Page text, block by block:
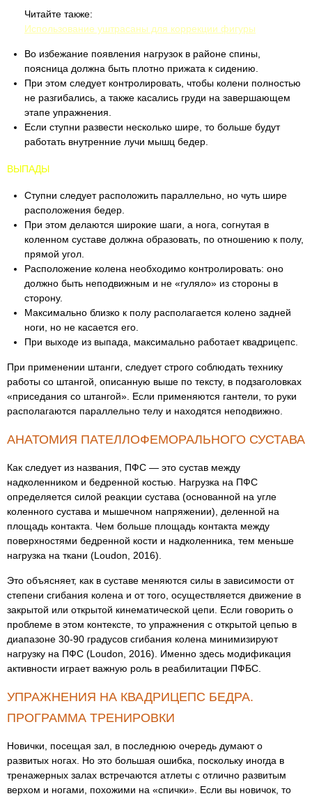
Читайте также:
Использование уштрасаны для коррекции фигуры
Во избежание появления нагрузок в районе спины,
поясница должна быть плотно прижата к сидению.
При этом следует контролировать, чтобы колени полностью
не разгибались, а также касались груди на завершающем
этапе упражнения.
Если ступни развести несколько шире, то больше будут
работать внутренние лучи мышц бедер.
ВЫПАДЫ
Ступни следует расположить параллельно, но чуть шире
расположения бедер.
При этом делаются широкие шаги, а нога, согнутая в
коленном суставе должна образовать, по отношению к полу,
прямой угол.
Расположение колена необходимо контролировать: оно
должно быть неподвижным и не «гуляло» из стороны в
сторону.
Максимально близко к полу располагается колено задней
ноги, но не касается его.
При выходе из выпада, максимально работает квадрицепс.
При применении штанги, следует строго соблюдать технику
работы со штангой, описанную выше по тексту, в подзаголовках
«приседания со штангой». Если применяются гантели, то руки
располагаются параллельно телу и находятся неподвижно.
АНАТОМИЯ ПАТЕЛЛОФЕМОРАЛЬНОГО СУСТАВА
Как следует из названия, ПФС — это сустав между
надколенником и бедренной костью. Нагрузка на ПФС
определяется силой реакции сустава (основанной на угле
коленного сустава и мышечном напряжении), деленной на
площадь контакта. Чем больше площадь контакта между
поверхностями бедренной кости и надколенника, тем меньше
нагрузка на ткани (Loudon, 2016).
Это объясняет, как в суставе меняются силы в зависимости от
степени сгибания колена и от того, осуществляется движение в
закрытой или открытой кинематической цепи. Если говорить о
проблеме в этом контексте, то упражнения с открытой цепью в
диапазоне 30-90 градусов сгибания колена минимизируют
нагрузку на ПФС (Loudon, 2016). Именно здесь модификация
активности играет важную роль в реабилитации ПФБС.
УПРАЖНЕНИЯ НА КВАДРИЦЕПС БЕДРА.
ПРОГРАММА ТРЕНИРОВКИ
Новички, посещая зал, в последнюю очередь думают о
развитых ногах. Но это большая ошибка, поскольку иногда в
тренажерных залах встречаются атлеты с отлично развитым
верхом и ногами, похожими на «спички». Если вы новичок, то